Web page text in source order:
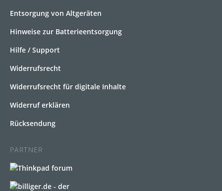
Entsorgung von Altgeräten
Hinweise zur Batterieentsorgung
Hilfe / Support
Widerrufsrecht
Widerrufsrecht für digitale Inhalte
Widerruf erklären
Rücksendung
PARTNER